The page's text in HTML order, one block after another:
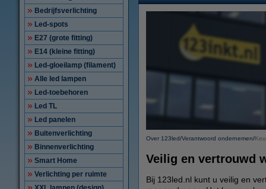
Bedrijfsverlichting
Led-spots
E27 (grote fitting)
E14 (kleine fitting)
Led-gloeilamp (filament)
Alle led lampen
Led-toebehoren
Led TL
Led panelen
Buitenverlichting
Binnenverlichting
Smart Home
Verlichting per ruimte
Over 123led/Verantwoord ondernemen/
Veilig en vertrouwd
Bij 123led.nl kunt u veilig en